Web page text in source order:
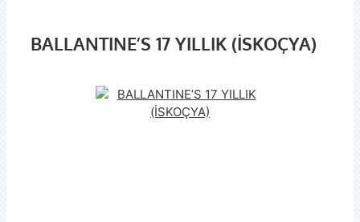
BALLANTINE’S 17 YILLIK (İSKOÇYA)